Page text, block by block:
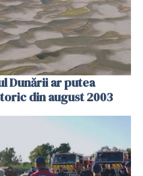
Dunării ar putea
din august 2003